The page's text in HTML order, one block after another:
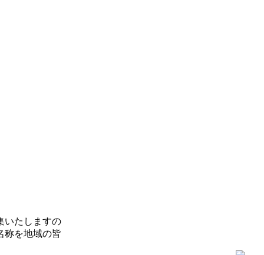
いたしますの
称を地域の皆